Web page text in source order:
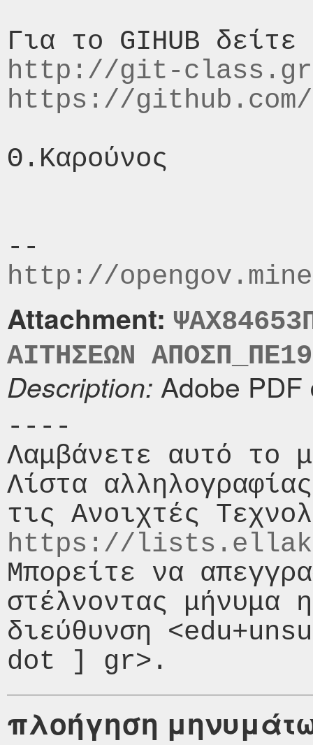
http://git-
https://github.com/
Θ.Καρούνος
http://
Attachment:
ΑΙΤΗΣΕΩΝ
Description: Adobe
----
Λαμβάνετε αυτό το
Λίστα
https://
Μπορείτε να
στέλνοντας μήνυμα
διεύθυνση
πλοήγηση